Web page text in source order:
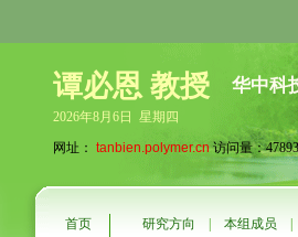
谭必恩 教授 华中科
2026年8月6日 星期四
网址： tanbien.polymer.cn访问量：
首页 研究方向 本组成员